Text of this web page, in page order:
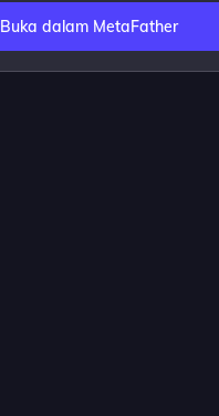
Buka dalam MetaFather